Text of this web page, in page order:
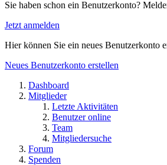
Sie haben schon ein Benutzerkonto?
Jetzt anmelden
Hier können Sie ein neues Benutzerkonto
Neues Benutzerkonto erstellen
Dashboard
Mitglieder
Letzte Aktivitäten
Benutzer online
Team
Mitgliedersuche
Forum
Spenden